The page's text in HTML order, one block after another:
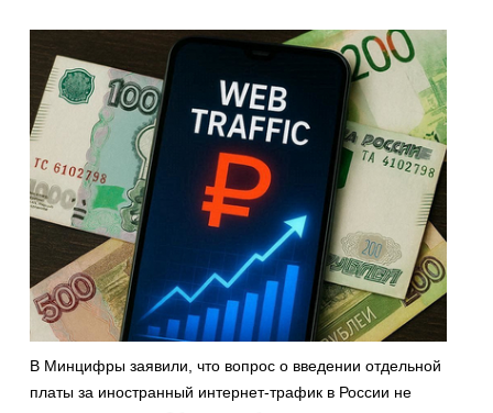
В Минцифры заявили, что вопрос о введении отдельной
платы за иностранный интернет-трафик в России не